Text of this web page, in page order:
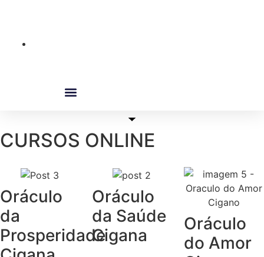
CURSOS ONLINE
Oráculo
da
Prosperidade
Oráculo
da Saúde
Cigana
Oráculo
do Amor